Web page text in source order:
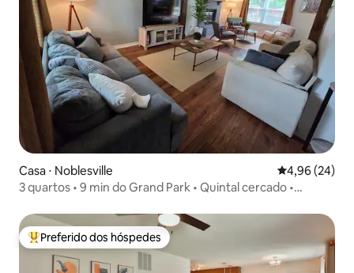
Casa ⋅ Noblesville 4,96 de uma
4,96 (24)
3 quartos • 9 min do Grand Park • Quintal cercado •
Entre os melhores preferidos dos hóspedes
Preferido dos hóspedes